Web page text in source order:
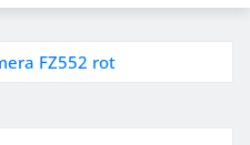
FZ552 rot